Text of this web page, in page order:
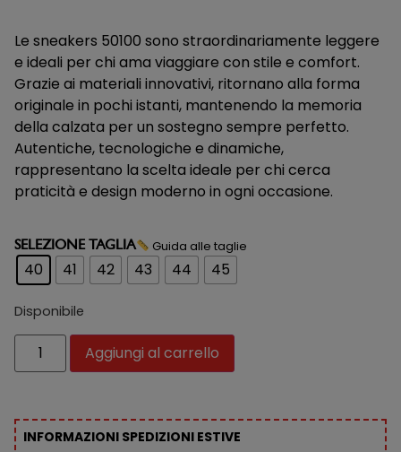
Le sneakers 50100 sono straordinariamente leggere
e ideali per chi ama viaggiare con stile e comfort.
Grazie ai materiali innovativi, ritornano alla forma
originale in pochi istanti, mantenendo la memoria
della calzata per un sostegno sempre perfetto.
Autentiche, tecnologiche e dinamiche,
rappresentano la scelta ideale per chi cerca
praticità e design moderno in ogni occasione.
SELEZIONE TAGLIA Guida alle taglie
40 41 42 43 44 45
Disponibile
Aggiungi al carrello
INFORMAZIONI SPEDIZIONI ESTIVE